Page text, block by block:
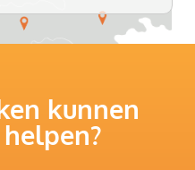
kunnen